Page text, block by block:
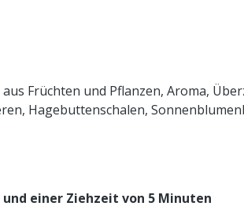
Früchten und Pflanzen, Aroma,
Hagebuttenschalen,
und einer Ziehzeit von 5 Minuten